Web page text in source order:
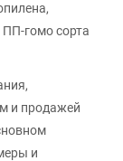
гомо сорта
и продажей
и